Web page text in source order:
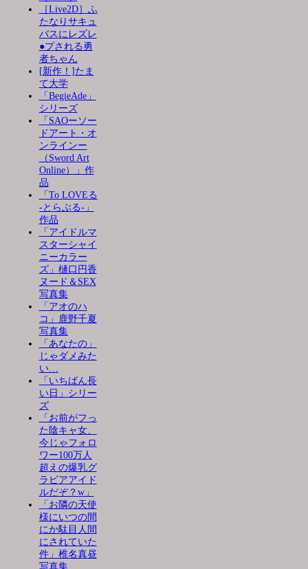
［Live2D］ふ
たなりサキュ
バスにレズレ
●プされる勇
者ちゃん
[新作！]たま
て大学
「BegieAde」
シリーズ
「SAOーソー
ドアート・オ
ンラインー
（Sword Art
Online）」作
品
「To LOVEる
-とらぶる-」
作品
「アイドルマ
スターシャイ
ニーカラー
ズ」樋口円香
ヌード＆SEX
写真集
「アオのハ
コ」鹿野千夏
写真集
「あなたの」
じゃダメみた
い…
「いちばん長
い日」シリー
ズ
「お前がフっ
た陰キャ女、
今じゃフォロ
ワー100万人
超えの爆乳グ
ラビアアイド
ルだぞ？w」
「お隣の天使
様にいつの間
にか駄目人間
にされていた
件」椎名真昼
写真集